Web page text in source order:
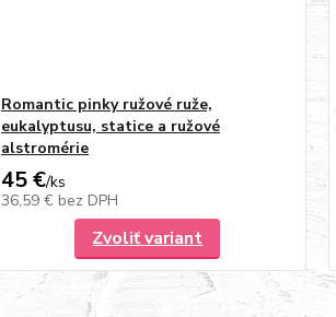
Romantic pinky ružové ruže,
eukalyptusu, statice a ružové
alstromérie
45 €/ks
36,59 € bez DPH
Zvoliť variant